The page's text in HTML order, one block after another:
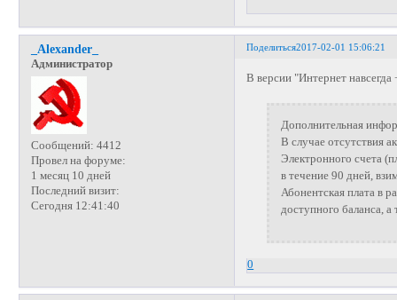
Поделиться2017-02-01 15:06:21
_Alexander_
Администратор
Сообщений: 4412
Провел на форуме:
1 месяц 10 дней
Последний визит:
Сегодня 12:41:40
В версии "Интернет навсегда
Дополнительная
В случае отсутствия
Электронного счета
в течение 90 дней,
Абонентская плата в
доступного баланса,
0